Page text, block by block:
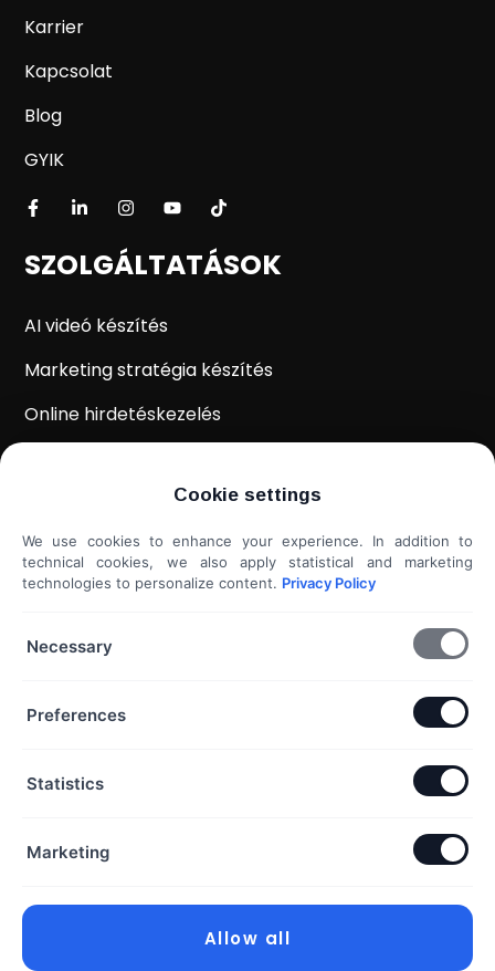
Karrier
Kapcsolat
Blog
GYIK
SZOLGÁLTATÁSOK
AI videó készítés
Marketing stratégia készítés
Online hirdetéskezelés
Weboldal kiértékelés
Shoprenter / Unas webshop készítés
Hideg e-mail megkeresés
További szolgáltatások...
+36 20 453 3533
Iroda:
Exaline Kft.
Cookie settings
We use cookies to enhance your experience. In addition to
technical cookies, we also apply statistical and marketing
technologies to personalize content. Privacy Policy
Necessary
Preferences
Statistics
Marketing
Allow all